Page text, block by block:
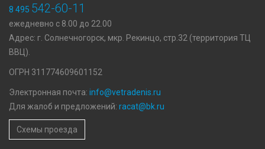
8 495 542-60-11
ежедневно с 8.00 до 22.00
Адрес: г. Солнечногорск, мкр. Рекинцо, стр.32 (территория ТЦ
ВВЦ).
ОГРН 311774609601152
Электронная почта: info@vetradenis.ru
Для жалоб и предложений: racat@bk.ru
Схемы проезда